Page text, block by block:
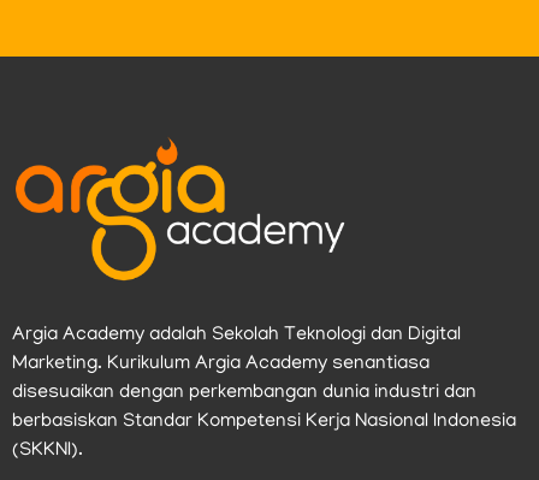
Argia Academy adalah Sekolah Teknologi dan Digital
Marketing. Kurikulum Argia Academy senantiasa
disesuaikan dengan perkembangan dunia industri dan
berbasiskan Standar Kompetensi Kerja Nasional Indonesia
(SKKNI).